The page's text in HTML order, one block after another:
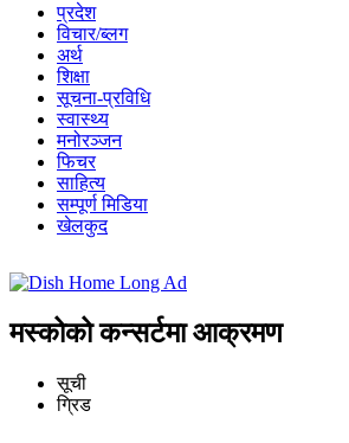
प्रदेश
विचार/ब्लग
अर्थ
शिक्षा
सूचना-प्रविधि
स्वास्थ्य
मनोरञ्जन
फिचर
साहित्य
सम्पूर्ण मिडिया
खेलकुद
मस्कोको कन्सर्टमा आक्रमण
सूची
ग्रिड